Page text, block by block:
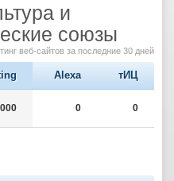
и
союзы
веб-сайтов за последние 30 дней
Alexa тИЦ
0 0